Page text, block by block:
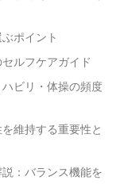
ポイント
ルフケアガイド
ビリ・体操の頻度
維持する重要性と
：バランス機能を